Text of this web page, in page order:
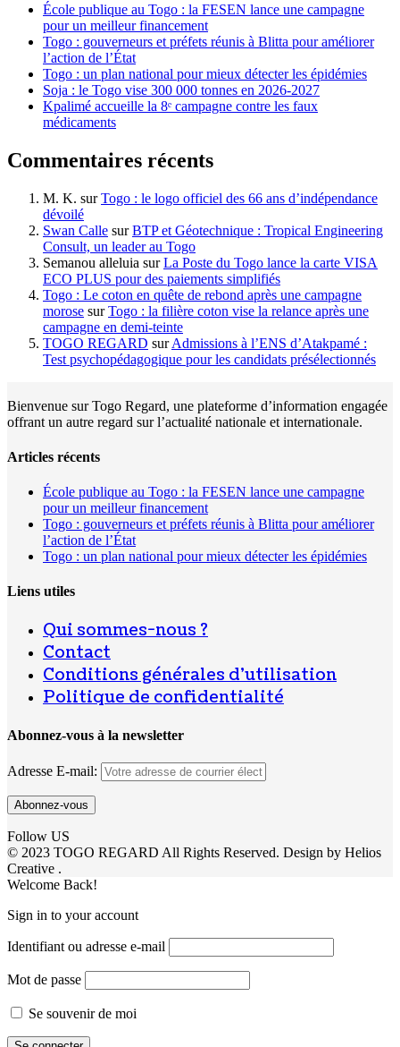
École publique au Togo : la FESEN lance une campagne
pour un meilleur financement
Togo : gouverneurs et préfets réunis à Blitta pour améliorer
l’action de l’État
Togo : un plan national pour mieux détecter les épidémies
Soja : le Togo vise 300 000 tonnes en 2026-2027
Kpalimé accueille la 8ᵉ campagne contre les faux
médicaments
Commentaires récents
M. K. surTogo : le logo officiel des 66 ans d’indépendance
dévoilé
Swan Calle surBTP et Géotechnique : Tropical Engineering
Consult, un leader au Togo
Semanou alleluia surLa Poste du Togo lance la carte VISA
ECO PLUS pour des paiements simplifiés
Togo : Le coton en quête de rebond après une campagne
morose surTogo : la filière coton vise la relance après une
campagne en demi-teinte
TOGO REGARD surAdmissions à l’ENS d’Atakpamé :
Test psychopédagogique pour les candidats présélectionnés
Bienvenue sur Togo Regard, une plateforme d’information engagée
offrant un autre regard sur l’actualité nationale et internationale.
Articles récents
École publique au Togo : la FESEN lance une campagne
pour un meilleur financement
Togo : gouverneurs et préfets réunis à Blitta pour améliorer
l’action de l’État
Togo : un plan national pour mieux détecter les épidémies
Liens utiles
Qui sommes-nous ?
Contact
Conditions générales d’utilisation
Politique de confidentialité
Abonnez-vous à la newsletter
Adresse E-mail:
Follow US
© 2023 TOGO REGARD All Rights Reserved. Design by Helios
Creative .
Welcome Back!
Sign in to your account
Identifiant ou adresse e-mail
Mot de passe
Se souvenir de moi